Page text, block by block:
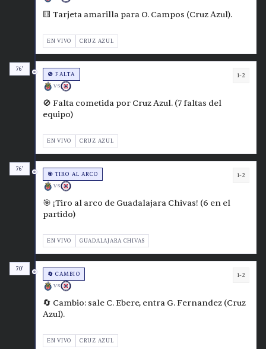
🟨 Tarjeta amarilla para O. Campos (Cruz Azul).
EN VIVO CRUZ AZUL
76'
🚫 FALTA
VS
1-2
🚫 Falta cometida por Cruz Azul. (7 faltas del
equipo)
EN VIVO CRUZ AZUL
76'
🎯 TIRO AL ARCO
VS
1-2
🎯 ¡Tiro al arco de Guadalajara Chivas! (6 en el
partido)
EN VIVO GUADALAJARA CHIVAS
70'
🔄 CAMBIO
VS
1-2
🔄 Cambio: sale C. Ebere, entra G. Fernandez (Cruz
Azul).
EN VIVO CRUZ AZUL